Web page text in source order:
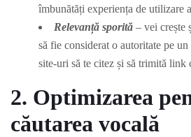
îmbunătăți experiența de utilizare
Relevanță sporită – vei crește
să fie considerat o autoritate pe
site-uri să te citez și să trimită link
2. Optimizarea
căutarea vocală